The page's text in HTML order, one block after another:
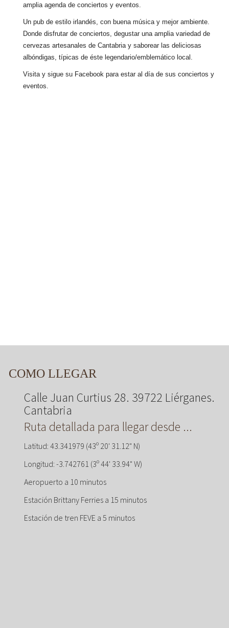
amplia agenda de conciertos y eventos.
Un pub de estilo irlandés, con buena música y mejor ambiente.
Donde disfrutar de conciertos, degustar una amplia variedad de
cervezas artesanales de Cantabria y saborear las deliciosas
albóndigas, típicas de éste legendario/emblemático local.
Visita y sigue su Facebook para estar al día de sus conciertos y
eventos.
COMO LLEGAR
Calle Juan Curtius 28. 39722 Liérganes.
Cantabria
Ruta detallada para llegar desde ...
Latitud: 43.341979 (43º 20' 31.12" N)
Longitud: -3.742761 (3º 44' 33.94" W)
Aeropuerto a 10 minutos
Estación Brittany Ferries a 15 minutos
Estación de tren FEVE a 5 minutos